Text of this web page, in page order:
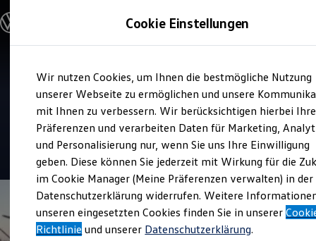
Hauptinhalt
springen
Footer
springen
Modelle & Konfigurator
Nutzfahrzeugkategorien entdecken
Modelle konfigurieren
Vorgängermodelle und Oldtimer
Vorgängermodelle
Oldtimer
Bulli Historie
Branchenlösungen & Gewerbekunden
Umbaulösungen und Hersteller finden
Auf- und Umbauten entdecken & konfigurieren
Groß- und Sonderkunden
Großkunden
Kommunen & Behörden
Journalisten
Sportvereine
Branchenlösungen
Verkauf und Service
Gottfried Schultz
Automobilhandel
4.5|134 Bewertungen
Cookie Einstellungen
Wir nutzen Cookies, um Ihnen die bestmögliche Nutzung
unserer Webseite zu ermöglichen und unsere
mit Ihnen zu verbessern. Wir berücksichtigen hierbei Ihre
Präferenzen und verarbeiten Daten für Marketing,
und Personalisierung nur, wenn Sie uns Ihre Einwilligung
geben. Diese können Sie jederzeit mit Wirkung für die
im Cookie Manager (Meine Präferenzen verwalten) in der
Datenschutzerklärung widerrufen. Weitere
unseren eingesetzten Cookies finden Sie in unserer
Richtlinie und unserer Datenschutzerklärung.